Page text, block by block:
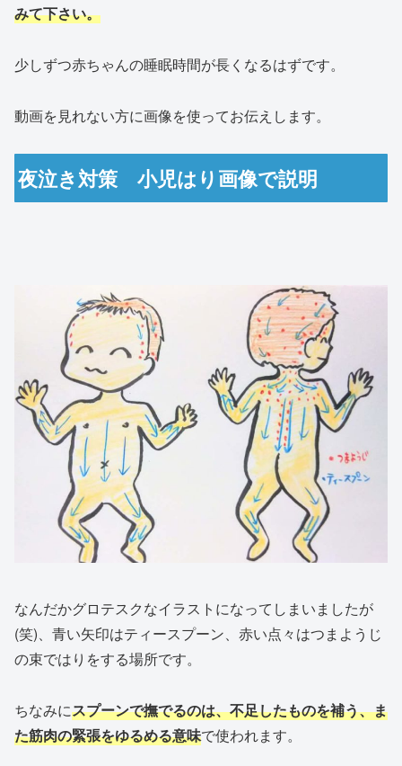
みて下さい。
少しずつ赤ちゃんの睡眠時間が長くなるはずです。
動画を見れない方に画像を使ってお伝えします。
夜泣き対策 小児はり画像で説明
なんだかグロテスクなイラストになってしまいましたが
(笑)、青い矢印はティースプーン、赤い点々はつまようじ
の束ではりをする場所です。
ちなみにスプーンで撫でるのは、不足したものを補う、ま
た筋肉の緊張をゆるめる意味で使われます。